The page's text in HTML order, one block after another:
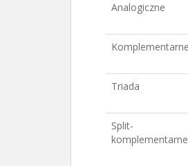
Analogiczne
Komplementarne
Triada
Split-
komplementarne